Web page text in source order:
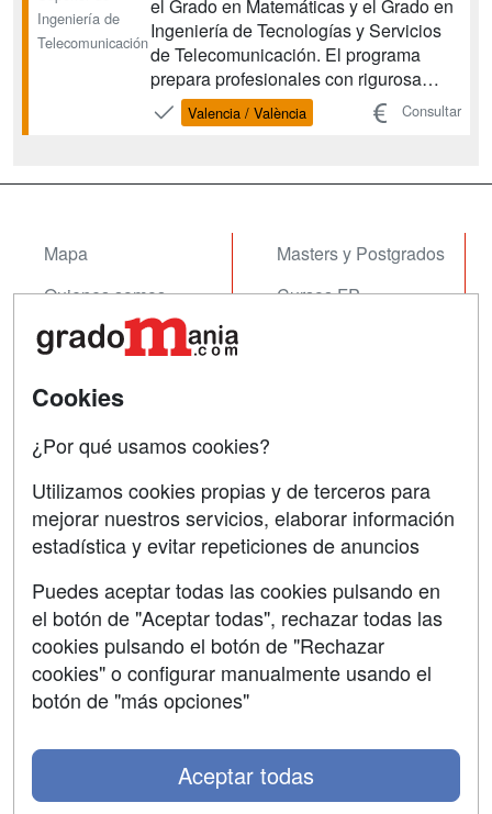
Ingeniería de
Telecomunicación
el Grado en Matemáticas y el Grado en
Ingeniería de Tecnologías y Servicios
de Telecomunicación. El programa
prepara profesionales con rigurosa
formación matemática, con una alta
cualificación y un perfil versátil. Al
Valencia / València Consultar
Mapa
Quienes somos
Tarifas publicidad
Masters y Postgrados
Cursos FP
Contactar
Confidencialidad
Copyleft
SÍGUENOS EN:
Cookies
¿Por qué usamos cookies?
Utilizamos cookies propias y de terceros para
mejorar nuestros servicios, elaborar información
estadística y evitar repeticiones de anuncios
Puedes aceptar todas las cookies pulsando en
el botón de "Aceptar todas", rechazar todas las
cookies pulsando el botón de "Rechazar
cookies" o configurar manualmente usando el
botón de "más opciones"
Aceptar todas